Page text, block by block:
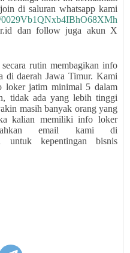
di saluran whatsapp kami
0029Vb1QNxb4IBhO68XMh
dan follow juga akun X
rutin membagikan info
di daerah Jawa Timur. Kami
loker jatim minimal 5 dalam
tidak ada yang lebih tinggi
masih banyak orang yang
kalian memiliki info loker
email kami di
untuk kepentingan bisnis